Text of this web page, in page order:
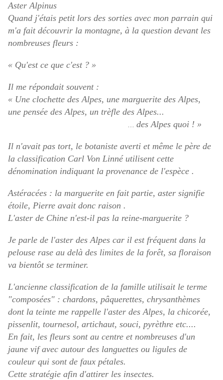
Aster Alpinus
Quand j'étais petit lors des sorties avec mon parrain qui
m'a fait découvrir la montagne, à la question devant les
nombreuses fleurs :
« Qu'est ce que c'est ? »
Il me répondait souvent :
« Une clochette des Alpes, une marguerite des Alpes,
une pensée des Alpes, un trèfle des Alpes...
des Alpes quoi ! »
Il n'avait pas tort, le botaniste averti et même le père de
la classification Carl Von Linné utilisent cette
dénomination indiquant la provenance de l'espèce .
Astéracées : la marguerite en fait partie, aster signifie
étoile, Pierre avait donc raison .
L'aster de Chine n'est-il pas la reine-marguerite ?
Je parle de l'aster des Alpes car il est fréquent dans la
pelouse rase au delà des limites de la forêt, sa floraison
va bientôt se terminer.
L'ancienne classification de la famille utilisait le terme
"composées" : chardons, pâquerettes, chrysanthèmes
dont la teinte me rappelle l'aster des Alpes, la chicorée,
pissenlit, tournesol, artichaut, souci, pyrèthre etc....
En fait, les fleurs sont au centre et nombreuses d'un
jaune vif avec autour des languettes ou ligules de
couleur qui sont de faux pétales.
Cette stratégie afin d'attirer les insectes.